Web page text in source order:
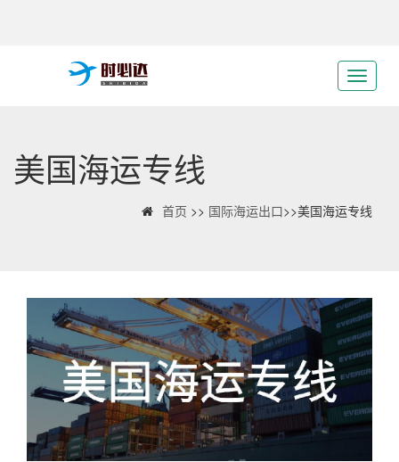
美国海运专线
首页 >> 国际海运出口>>美国海运专线